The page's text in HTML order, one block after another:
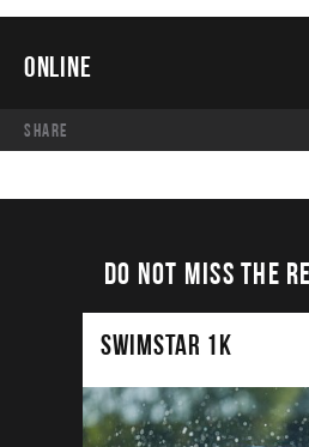
ONLINE
share
DO NOT MISS THE
SWIMSTAR 1K